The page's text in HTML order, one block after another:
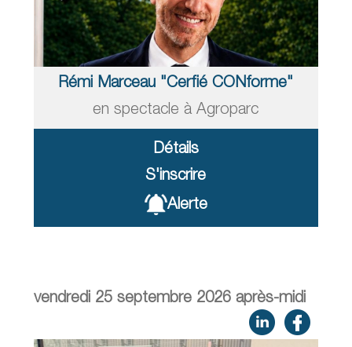
Rémi Marceau "Cerfié CONforme"
en spectacle à Agroparc
Détails
S'inscrire
Alerte
vendredi 25 septembre 2026 après-midi